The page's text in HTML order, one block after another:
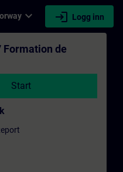
expand_more login Logg inn
Formation de
Start